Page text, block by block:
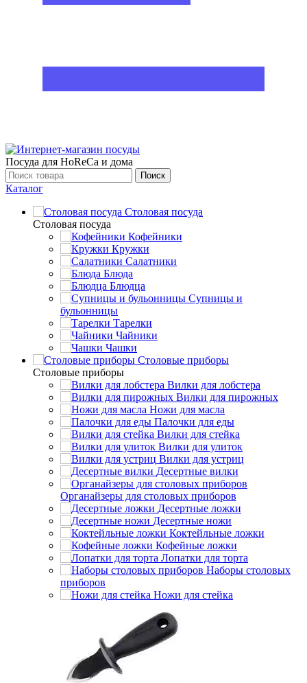
Посуда для HoReCa и дома
Поиск
Каталог
Столовая посуда
Столовая посуда
Кофейники
Кружки
Салатники
Блюда
Блюдца
Супницы и
бульонницы
Тарелки
Чайники
Чашки
Cтоловые приборы
Cтоловые приборы
Вилки для лобстера
Вилки для пирожных
Ножи для масла
Палочки для еды
Вилки для стейка
Вилки для улиток
Вилки для устриц
Десертные вилки
Органайзеры для столовых приборов
Десертные ложки
Десертные ножи
Коктейльные ложки
Кофейные ложки
Лопатки для торта
Наборы столовых
приборов
Ножи для стейка